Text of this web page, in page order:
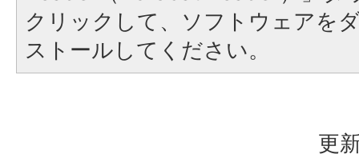
クリックして、ソフトウェアを
ストールしてください。
更